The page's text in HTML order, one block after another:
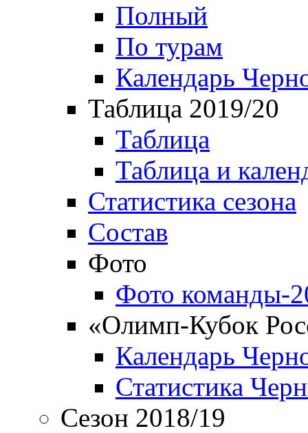
Полный
По турам
Календарь
Таблица 2019/20
Таблица
Таблица и
Статистика сезона
Состав
Фото
Фото команды-
«Олимп-Кубок
Календарь
Статистика
Сезон 2018/19